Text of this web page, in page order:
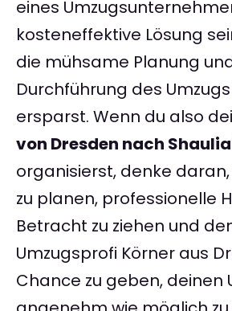
eines
kosteneffektive Lösung
die mühsame Planung
Durchführung des
ersparst. Wenn du also
von Dresden nach
organisierst, denke
zu planen, professionelle
Betracht zu ziehen und
Umzugsprofi Körner aus
Chance zu geben, deinen